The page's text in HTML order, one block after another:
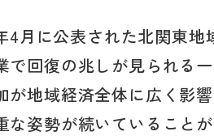
4月に公表された北関東
で回復の兆しが見られる
が地域経済全体に広く影
な姿勢が続いていること